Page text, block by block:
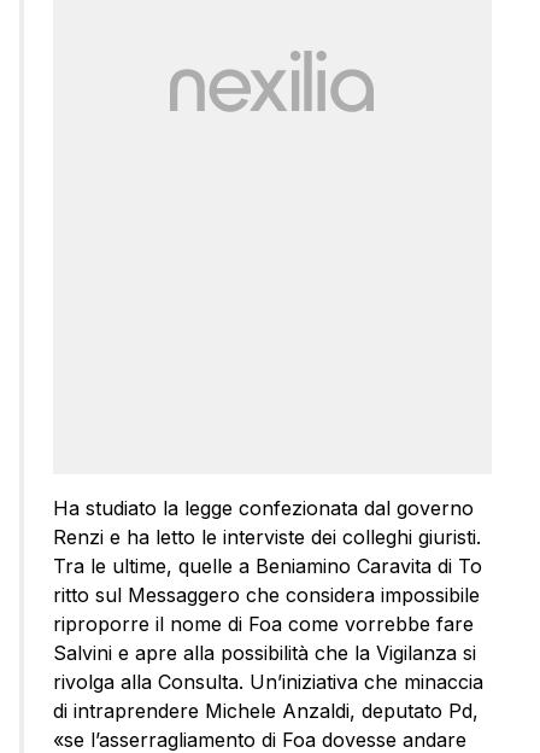
Ha studiato la legge confezionata dal governo
Renzi e ha letto le interviste dei colleghi giuristi.
Tra le ultime, quelle a Beniamino Caravita di To
ritto sul Messaggero che considera impossibile
riproporre il nome di Foa come vorrebbe fare
Salvini e apre alla possibilità che la Vigilanza si
rivolga alla Consulta. Un’iniziativa che minaccia
di intraprendere Michele Anzaldi, deputato Pd,
«se l’asserragliamento di Foa dovesse andare